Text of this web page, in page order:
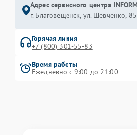
Адрес сервисного центра
г. Благовещенск, ул. Шевченко, 85
Горячая линия
+7 (800) 301-55-83
Время работы
Ежедневно с 9:00 до 21:00